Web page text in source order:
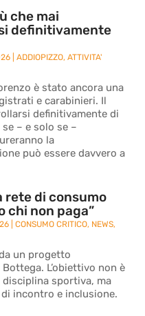
che mai
definitivamente
|ADDIOPIZZO,ATTIVITA'
è stato ancora una
e carabinieri. Il
definitivamente di
– e solo se –
la
può essere davvero a
rete di consumo
chi non paga”
|CONSUMO CRITICO, NEWS,
un progetto
L’obiettivo non è
disciplina sportiva, ma
incontro e inclusione.